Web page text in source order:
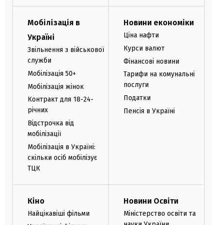
Мобілізація в
Україні
Звільнення з військової
служби
Мобілізація 50+
Мобілізація жінок
Контракт для 18-24-
річних
Відстрочка від
мобілізації
Мобілізація в Україні:
скільки осіб мобілізує
ТЦК
Новини економіки
Ціна нафти
Курси валют
Фінансові новини
Тарифи на комунальні
послуги
Податки
Пенсія в Україні
Кіно
Найцікавіші фільми
Новини Освіти
Міністерство освіти та